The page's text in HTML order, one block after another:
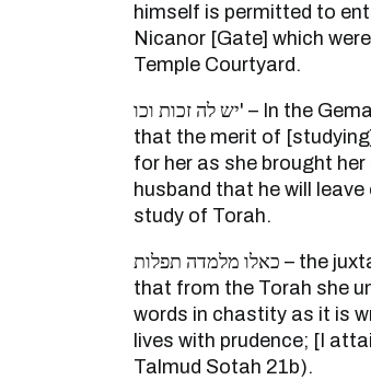
himself is permitted to
Nicanor [Gate] which
Temple Courtyard.
יש לה זכות וכו' – In the Gemara (Tractate Sotah 21a) it explains
that the merit of
for her as she brought
husband that he will
study of Torah.
כאלו מלמדה תפלות – the juxtaposition of sexual connection of men
that from the Torah she
words in chastity as it is
lives with prudence; [I
Talmud Sotah 21b).